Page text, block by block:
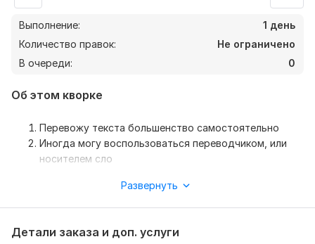
Выполнение:
1 день
Количество правок:
Не ограничено
В очереди:
0
Об этом кворке
Перевожу текста большенство самостоятельно
Иногда могу воспользоваться переводчиком, или
носителем сло
Чтобы выполнить ваш заказ, мне потребуется от вас
вас предпочтения.
Развернуть
Детали заказа и доп. услуги